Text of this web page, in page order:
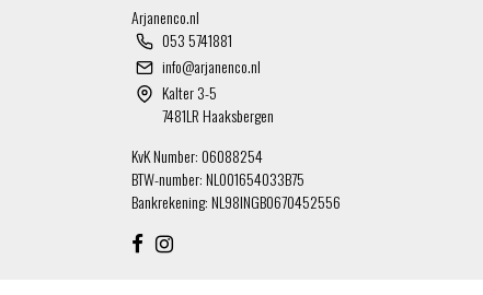
Arjanenco.nl
053 5741881
info@arjanenco.nl
Kalter 3-5
7481LR Haaksbergen
KvK Number: 06088254
BTW-number: NL001654033B75
Bankrekening: NL98INGB0670452556